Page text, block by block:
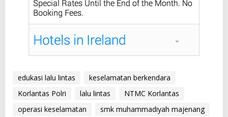
edukasi lalu lintas
keselamatan berkendara
Korlantas Polri
lalu lintas
NTMC Korlantas
operasi keselamatan
smk muhammadiyah majenang